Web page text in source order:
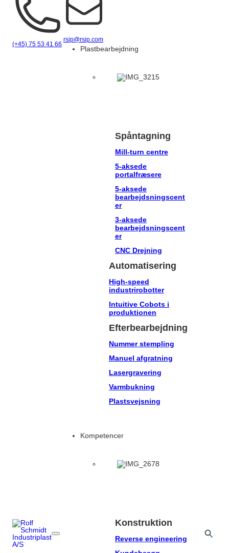
(+45) 75 53 41 66
rsip@rsip.com
German
Plastbearbejdning
Spåntagning
Mill-turn centre
5-aksede
portalfræsere
5-aksede
bearbejdsningscent
er
3-aksede
bearbejdsningscent
er
CNC Drejning
Automatisering
High-speed
industrirobotter
Intuitive Cobots i
produktionen
Efterbearbejdning
Nummer stempling
Manuel afgratning
Lasergravering
Varmbukning
Plastsvejsning
Kompetencer
Konstruktion
Reverse engineering